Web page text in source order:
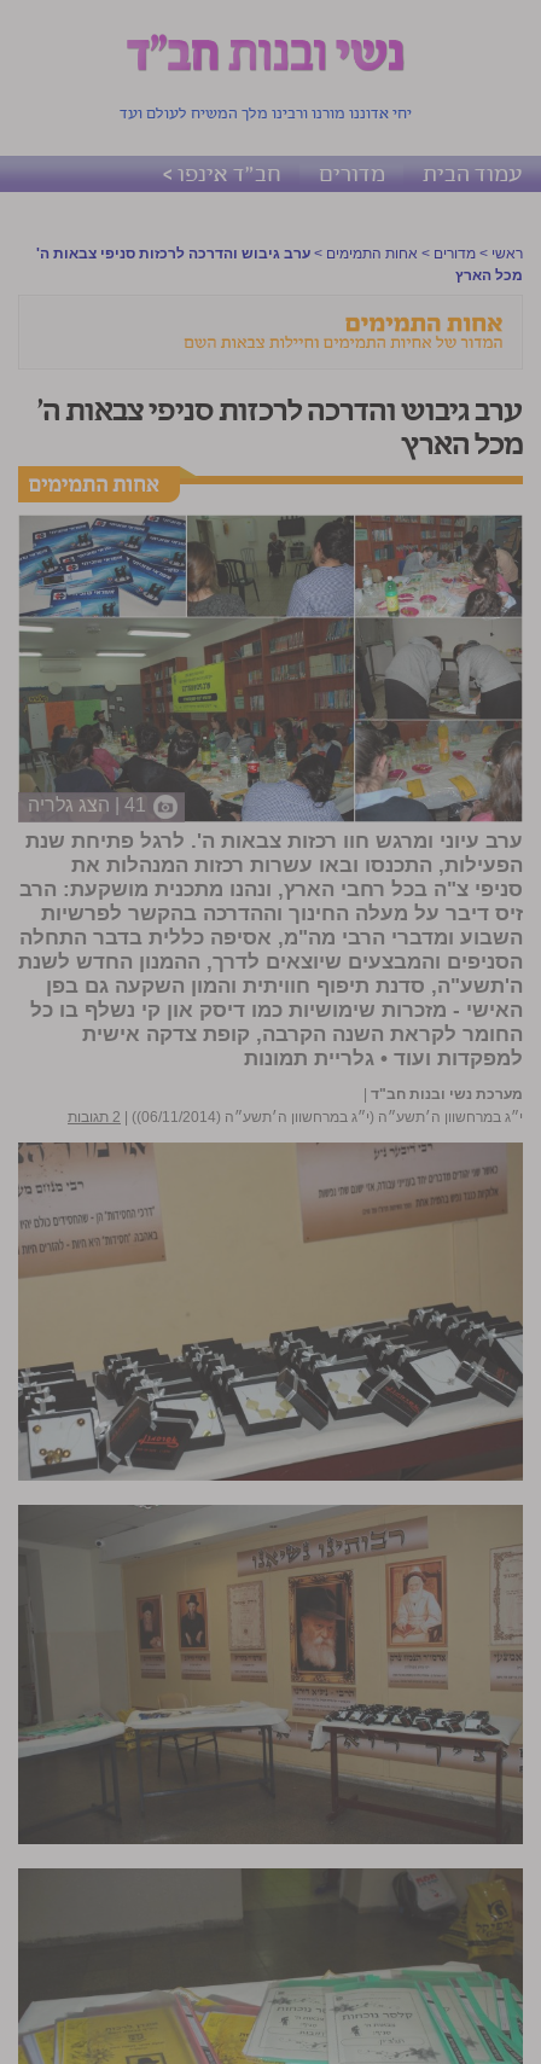
יחי אדוננו מורנו ורבינו מלך המשיח לעולם ועד
עמוד הבית מדורים חב"ד אינפו >
ראשי > מדורים > אחות התמימים > ערב גיבוש והדרכה לרכזות סניפי צבאות ה'
מכל הארץ
ערב גיבוש והדרכה לרכזות סניפי צבאות ה'
מכל הארץ
41 | הצג גלריה
ערב עיוני ומרגש חוו רכזות צבאות ה'. לרגל פתיחת שנת
הפעילות, התכנסו ובאו עשרות רכזות המנהלות את
סניפי צ"ה בכל רחבי הארץ, ונהנו מתכנית מושקעת: הרב
זיס דיבר על מעלה החינוך וההדרכה בהקשר לפרשיות
השבוע ומדברי הרבי מה"מ, אסיפה כללית בדבר התחלה
הסניפים והמבצעים שיוצאים לדרך, ההמנון החדש לשנת
ה'תשע"ה, סדנת תיפוף חוויתית והמון השקעה גם בפן
האישי - מזכרות שימושיות כמו דיסק און קי נשלף בו כל
החומר לקראת השנה הקרבה, קופת צדקה אישית
למפקדות ועוד • גלריית תמונות
מערכת נשי ובנות חב"ד
י״ג במרחשוון ה׳תשע״ה (י״ג במרחשוון ה׳תשע״ה (06/11/2014))
2 תגובות